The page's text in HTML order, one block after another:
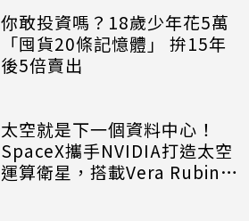
你敢投資嗎？18歲少年花5萬
「囤貨20條記憶體」 拚15年
後5倍賣出
太空就是下一個資料中心！
SpaceX攜手NVIDIA打造太空
運算衛星，搭載Vera Rubin運